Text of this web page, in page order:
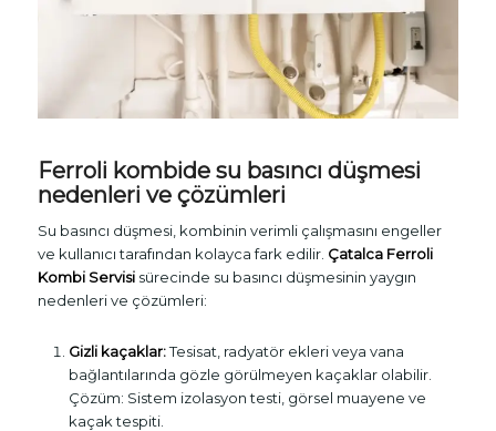
Ferroli kombide su basıncı düşmesi
nedenleri ve çözümleri
Su basıncı düşmesi, kombinin verimli çalışmasını engeller
ve kullanıcı tarafından kolayca fark edilir. Çatalca Ferroli
Kombi Servisisürecinde su basıncı düşmesinin yaygın
nedenleri ve çözümleri:
Gizli kaçaklar:Tesisat, radyatör ekleri veya vana
bağlantılarında gözle görülmeyen kaçaklar olabilir.
Çözüm: Sistem izolasyon testi, görsel muayene ve
kaçak tespiti.